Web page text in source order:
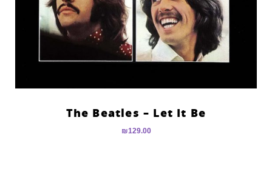
The Beatles – Let It Be
₪129.00